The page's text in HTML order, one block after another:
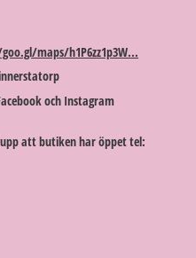
maps/h1P6zz1p3W...
och Instagram
att butiken har öppet tel: